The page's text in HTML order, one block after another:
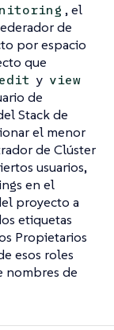
, el
de
por espacio
que
edit y view
de
Stack de
el menor
de Clúster
usuarios,
en el
proyecto a
etiquetas
Propietarios
esos roles
nombres de